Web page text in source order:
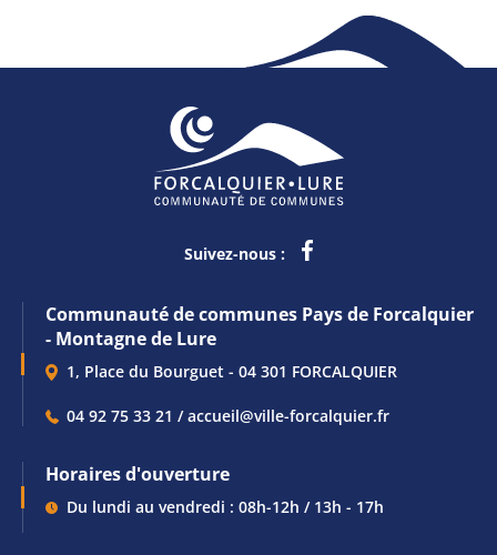
Suivez-nous :
Communauté de communes Pays de Forcalquier
- Montagne de Lure
1, Place du Bourguet - 04 301 FORCALQUIER
04 92 75 33 21 / accueil@ville-forcalquier.fr
Horaires d'ouverture
Du lundi au vendredi : 08h-12h / 13h - 17h